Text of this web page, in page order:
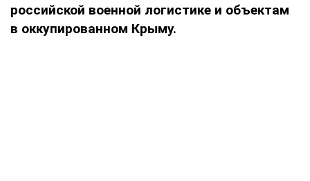
российской военной логистике и объектам
в оккупированном Крыму.